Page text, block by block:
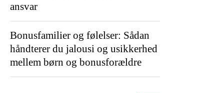
ansvar
Bonusfamilier og følelser: Sådan
håndterer du jalousi og usikkerhed
mellem børn og bonusforældre